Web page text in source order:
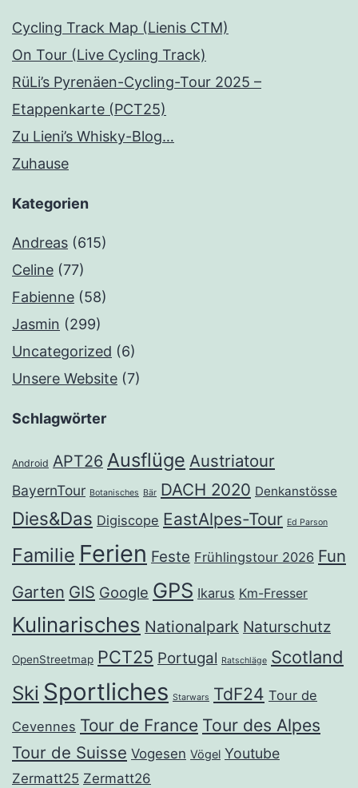
Cycling Track Map (Lienis CTM)
On Tour (Live Cycling Track)
RüLi’s Pyrenäen-Cycling-Tour 2025 –
Etappenkarte (PCT25)
Zu Lieni’s Whisky-Blog…
Zuhause
Kategorien
Andreas (615)
Celine (77)
Fabienne (58)
Jasmin (299)
Uncategorized (6)
Unsere Website (7)
Schlagwörter
Android APT26 Ausflüge Austriatour
BayernTour Botanisches Bär DACH 2020 Denkanstösse
Dies&Das Digiscope EastAlpes-Tour Ed Parson
Familie Ferien Feste Frühlingstour 2026 Fun
Garten GIS Google GPS Ikarus Km-Fresser
Kulinarisches Nationalpark Naturschutz
OpenStreetmap PCT25 Portugal Ratschläge Scotland
Ski Sportliches Starwars TdF24 Tour de
Cevennes Tour de France Tour des Alpes
Tour de Suisse Vogesen Vögel Youtube
Zermatt25 Zermatt26